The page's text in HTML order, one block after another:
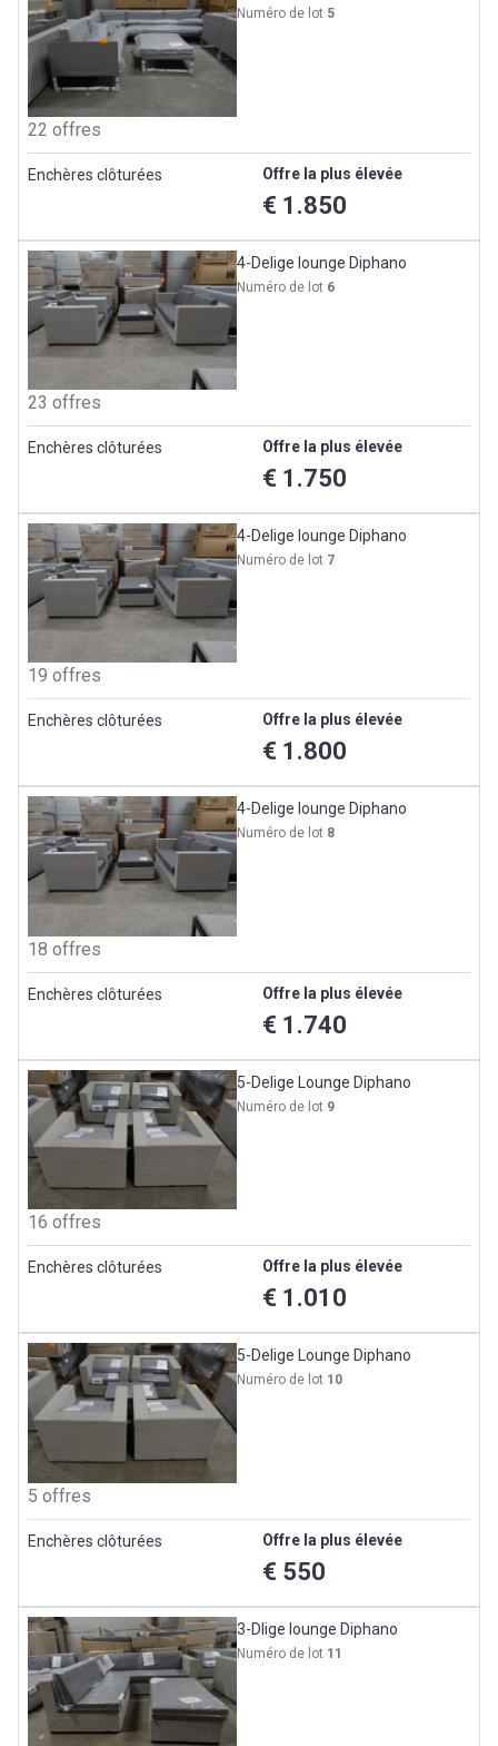
Numéro de lot 5
22 offres
Enchères clôturées Offre la plus élevée
€ 1.850
4-Delige lounge Diphano
Numéro de lot 6
23 offres
Enchères clôturées Offre la plus élevée
€ 1.750
4-Delige lounge Diphano
Numéro de lot 7
19 offres
Enchères clôturées Offre la plus élevée
€ 1.800
4-Delige lounge Diphano
Numéro de lot 8
18 offres
Enchères clôturées Offre la plus élevée
€ 1.740
5-Delige Lounge Diphano
Numéro de lot 9
16 offres
Enchères clôturées Offre la plus élevée
€ 1.010
5-Delige Lounge Diphano
Numéro de lot 10
5 offres
Enchères clôturées Offre la plus élevée
€ 550
3-Dlige lounge Diphano
Numéro de lot 11